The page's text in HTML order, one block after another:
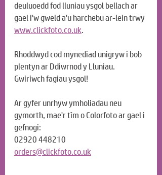
deuluoedd fod lluniau ysgol bellach ar
gael i'w gweld a'u harchebu ar-lein trwy
www.clickfoto.co.uk.
Rhoddwyd cod mynediad unigryw i bob
plentyn ar Ddiwrnod y Lluniau.
Gwiriwch fagiau ysgol!
Ar gyfer unrhyw ymholiadau neu
gymorth, mae'r tîm o Colorfoto ar gael i
gefnogi:
02920 448210
orders@clickfoto.co.uk